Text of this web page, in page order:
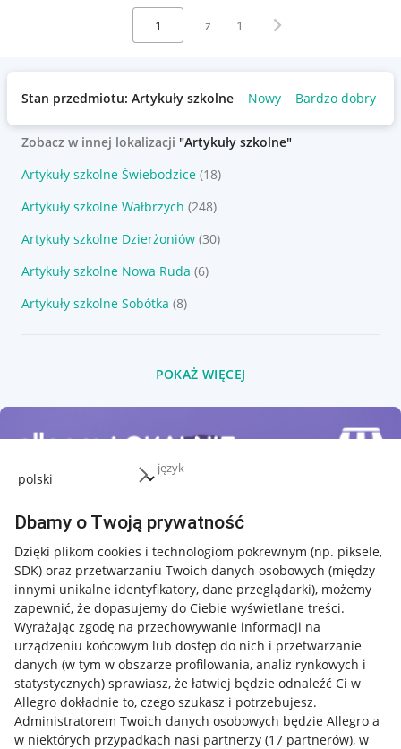
język
Dbamy o Twoją prywatność
Dzięki plikom cookies i technologiom pokrewnym (np. piksele,
SDK) oraz przetwarzaniu Twoich danych osobowych (między
innymi unikalne identyfikatory, dane przeglądarki), możemy
zapewnić, że dopasujemy do Ciebie wyświetlane treści.
Wyrażając zgodę na przechowywanie informacji na
urządzeniu końcowym lub dostęp do nich i przetwarzanie
danych (w tym w obszarze profilowania, analiz rynkowych i
statystycznych) sprawiasz, że łatwiej będzie odnaleźć Ci w
Allegro dokładnie to, czego szukasz i potrzebujesz.
Administratorem Twoich danych osobowych będzie Allegro a
w niektórych przypadkach nasi partnerzy (17 partnerów), w
Wybierz stronę:
z 1 Następna strona
Stan przedmiotu: Artykuły szkolne Nowy Bardzo dobry
Zobacz w innej lokalizacji "Artykuły szkolne"
Artykuły szkolne Świebodzice (18)
Artykuły szkolne Wałbrzych (248)
Artykuły szkolne Dzierżoniów (30)
Artykuły szkolne Nowa Ruda (6)
Artykuły szkolne Sobótka (8)
POKAŻ WIĘCEJ